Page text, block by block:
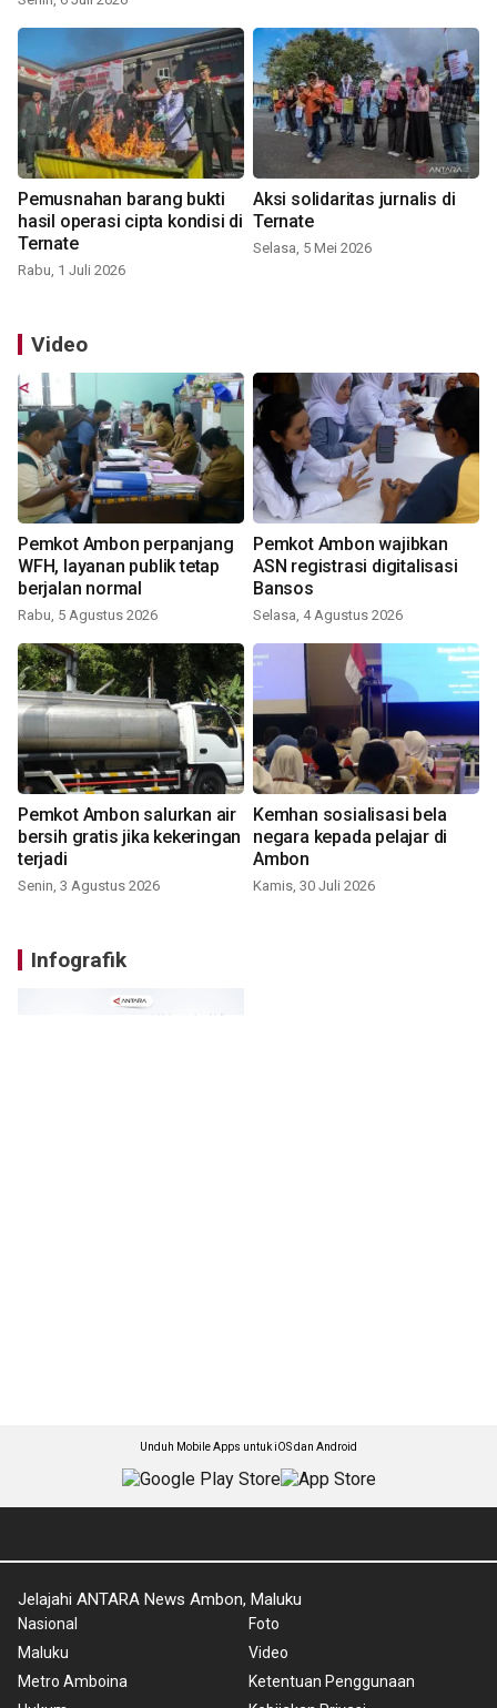
Pemusnahan barang bukti
hasil operasi cipta kondisi di
Ternate
Rabu, 1 Juli 2026
Aksi solidaritas jurnalis di
Ternate
Selasa, 5 Mei 2026
Video
Pemkot Ambon perpanjang
WFH, layanan publik tetap
berjalan normal
Rabu, 5 Agustus 2026
Pemkot Ambon wajibkan
ASN registrasi digitalisasi
Bansos
Selasa, 4 Agustus 2026
Pemkot Ambon salurkan air
bersih gratis jika kekeringan
terjadi
Senin, 3 Agustus 2026
Kemhan sosialisasi bela
negara kepada pelajar di
Ambon
Kamis, 30 Juli 2026
Infografik
Unduh Mobile Apps untuk iOS dan Android
Jelajahi ANTARA News Ambon, Maluku
Nasional
Maluku
Metro Amboina
Foto
Video
Ketentuan Penggunaan